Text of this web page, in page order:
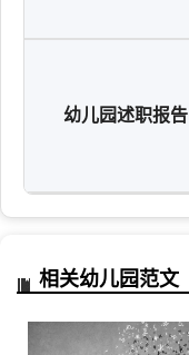
幼儿园述职报告
相关幼儿园范文